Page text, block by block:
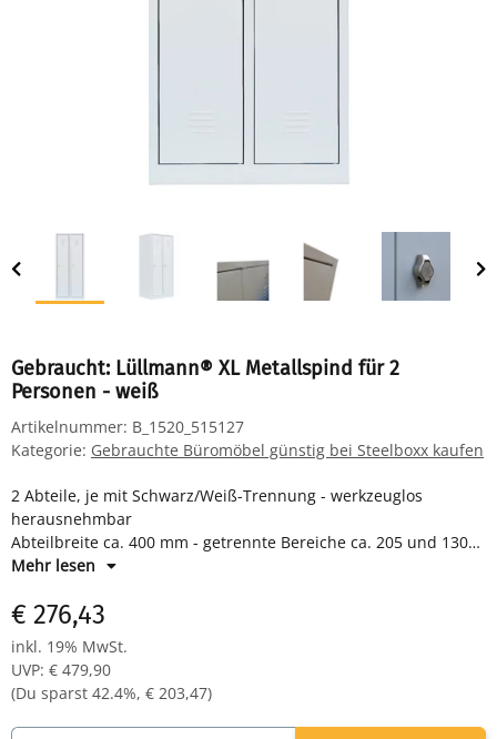
Gebraucht: Lüllmann® XL Metallspind für 2
Personen - weiß
Artikelnummer: B_1520_515127
Kategorie: Gebrauchte Büromöbel günstig bei Steelboxx kaufen
2 Abteile, je mit Schwarz/Weiß-Trennung - werkzeuglos
herausnehmbar
Abteilbreite ca. 400 mm - getrennte Bereiche ca. 205 und 130
mm
Drehriegelverschluss für Vorhangschloss
Maße: H 1800 x B 800 x T 500 mm
Farbe: RAL 9003 signalweiß - pulverbeschichtet
Komplett montiert und verschweißt - sofort einsatzbereit
Mehr lesen
€ 276,43
inkl. 19% MwSt.
UVP: € 479,90
(Du sparst 42.4%, € 203,47)